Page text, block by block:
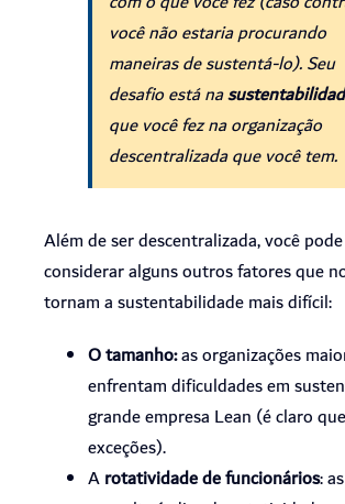
você não estaria procurando
maneiras de sustentá-lo). Seu
desafio está na
que você fez na organização
descentralizada que você tem.
Além de ser descentralizada, você
considerar alguns outros fatores que
tornam a sustentabilidade mais difícil:
O tamanho:as organizações
enfrentam dificuldades em
grande empresa Lean (é claro
exceções).
Arotatividade de funcionários: